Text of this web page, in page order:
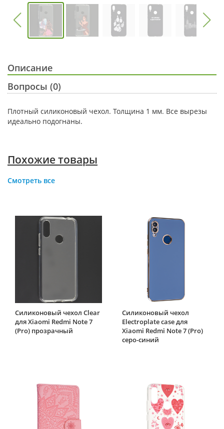
Описание
Вопросы (0)
Плотный силиконовый чехол. Толщина 1 мм. Все вырезы
идеально подогнаны.
Похожие товары
Смотреть все
Силиконовый чехол Clear
для Xiaomi Redmi Note 7
(Pro) прозрачный
Силиконовый чехол
Electroplate case для
Xiaomi Redmi Note 7 (Pro)
серо-синий